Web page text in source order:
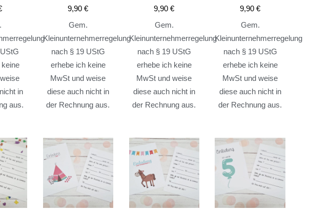
in
aus.
9,90€
Gem.
Kleinunternehmerregelung
nach § 19 UStG
erhebe ich keine
MwSt und weise
diese auch nicht in
der Rechnung aus.
9,90€
Gem.
Kleinunternehmerregelung
nach § 19 UStG
erhebe ich keine
MwSt und weise
diese auch nicht in
der Rechnung aus.
9,90 €
Gem.
Kleinunternehmerregelung
nach § 19 UStG
erhebe ich keine
MwSt und weise
diese auch nicht in
der Rechnung aus.